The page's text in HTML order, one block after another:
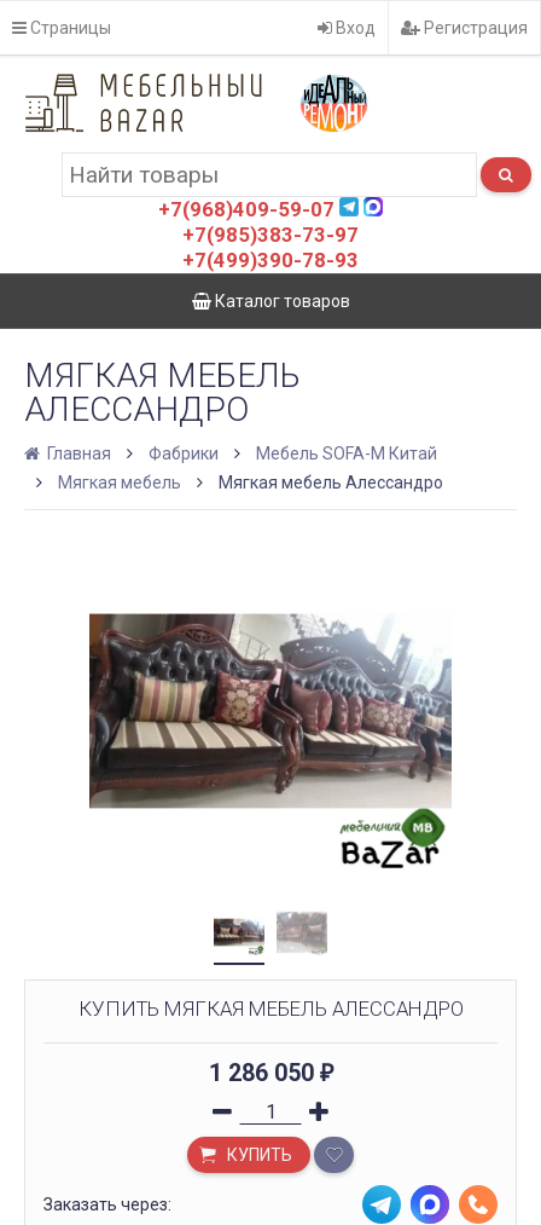
Страницы Вход Регистрация
+7(968)409-59-07
+7(985)383-73-97
+7(499)390-78-93
Каталог товаров
МЯГКАЯ МЕБЕЛЬ
АЛЕССАНДРО
Главная Фабрики
Мебель SOFA-M Китай
Мягкая мебель
Мягкая мебель Алессандро
КУПИТЬ МЯГКАЯ МЕБЕЛЬ АЛЕССАНДРО
1 286 050 ₽
КУПИТЬ
Заказать через: